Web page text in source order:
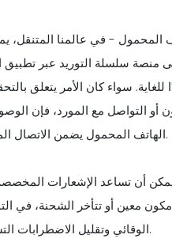
المحمول - في عالمنا المتنقل،
منصة سلسلة التوريد عبر تطبيق
سواء كان الأمر يتعلق
أو التواصل مع المورد، فإن
الهاتف المحمول يضمن الاتصال المستمر.
أن تساعد الإشعارات
معين أو تتأخر الشحنة، في
الوقائي وتقليل الاضطرابات التشغيلية.